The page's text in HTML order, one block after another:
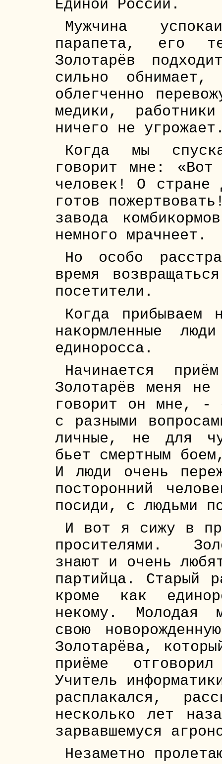
Единой России.
Мужчина
парапета, его
Золотарёв
сильно
облегченно
медики,
ничего не
Когда мы
говорит мне:
человек! О стране
готов
завода
немного мрачнеет.
Но особо
время
посетители.
Когда прибываем
накормленные
единоросса.
Начинается
Золотарёв меня
говорит он мне, -
с разными
личные, не для
бьет смертным
И люди очень
посторонний
посиди, с людьми
И вот я сижу в
просителями.
знают и очень
партийца. Старый
кроме как
некому. Молодая
свою
Золотарёва,
приёме
Учитель
расплакался,
несколько лет
зарвавшемуся
Незаметно